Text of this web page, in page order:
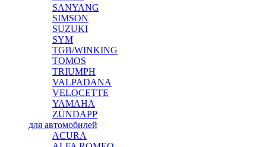
SANYANG
SIMSON
SUZUKI
SYM
TGB/WINKING
TOMOS
TRIUMPH
VALPADANA
VELOCETTE
YAMAHA
ZÜNDAPP
для автомобилей
ACURA